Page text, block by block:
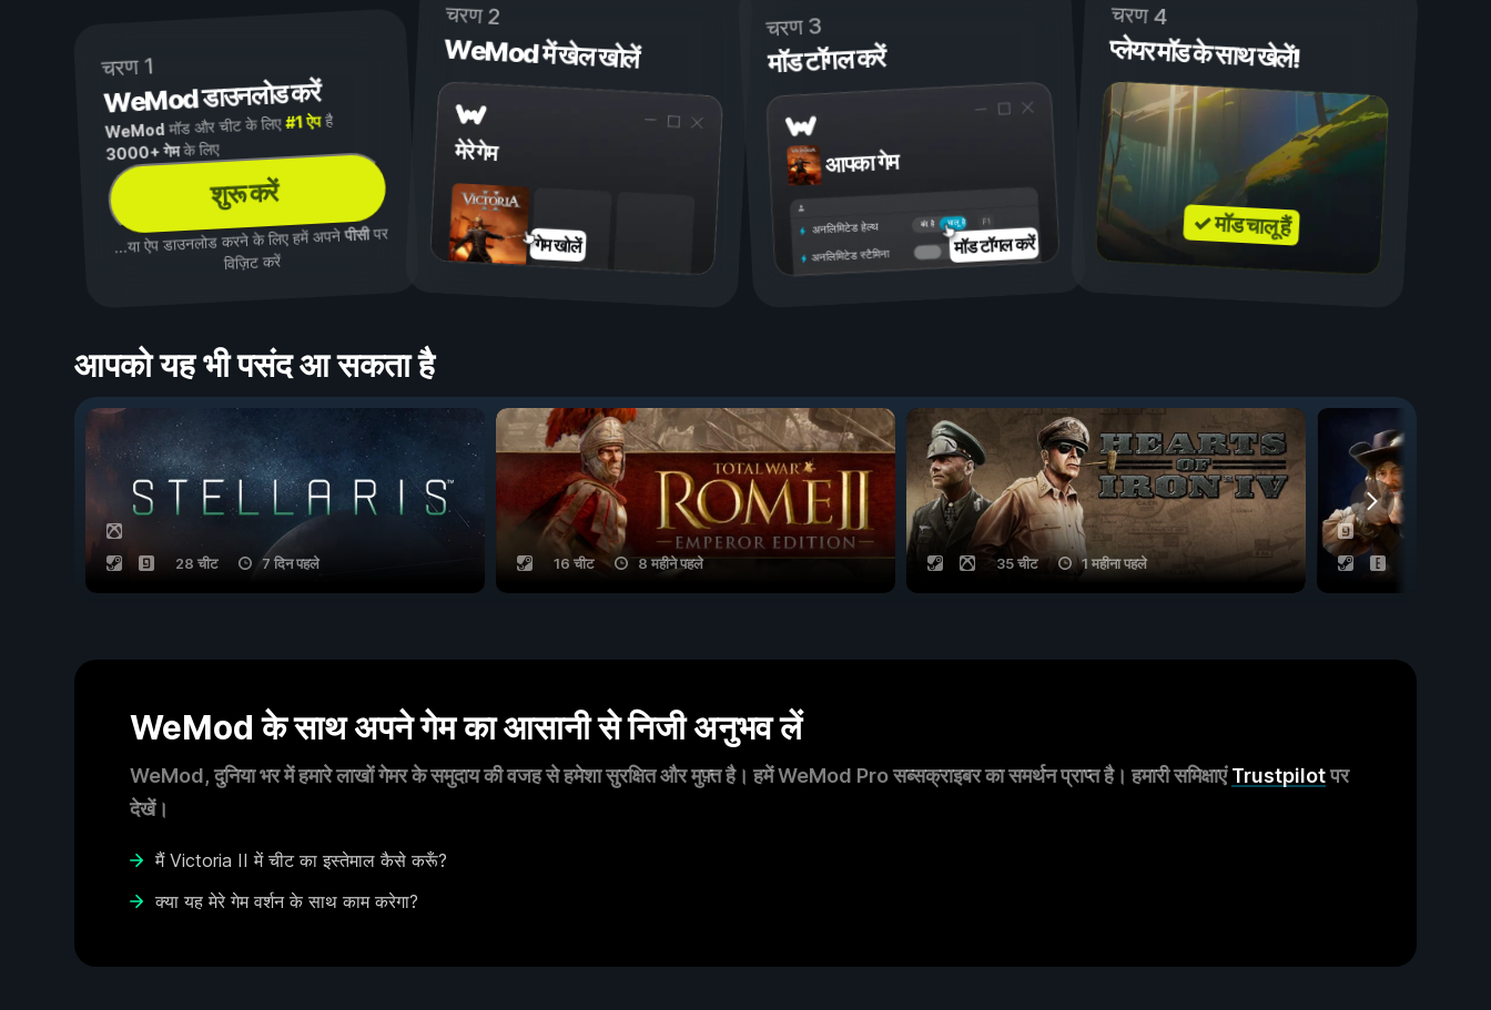
चरण 1
WeMod डाउनलोड करें
WeMod मॉड और चीट के लिए#1 ऐपहै
3000+ गेमके लिए
शुरू करें
...या ऐप डाउनलोड करने के लिए हमें अपनेपीसीपर
विज़िट करें
चरण 2
WeMod में खेल खोलें
मेरे गेम
गेम खोलें
चरण 3
मॉड टॉगल करें
आपका गेम
चालू है
बंद है
अनलिमिटेड हेल्थ
अनलिमिटेड स्टैमिना मॉड टॉगल करें
चरण 4
प्लेयर मॉड के साथ खेलें!
✓ मॉड चालू हैं
आपको यह भी पसंद आ सकता है
28 चीट 7 दिन पहले 16 चीट 8 महीने पहले 35 चीट 1 महीना पहले
WeMod के साथ अपने गेम का आसानी से निजी अनुभव लें
WeMod, दुनिया भर में हमारे लाखों गेमर के समुदाय की वजह से हमेशा सुरक्षित और मुफ़्त है। हमें WeMod Pro सब्सक्राइबर का समर्थन प्राप्त है। हमारी समिक्षाएंTrustpilotपर
देखें।
मैं Victoria II में चीट का इस्तेमाल कैसे करूँ?
क्या यह मेरे गेम वर्शन के साथ काम करेगा?